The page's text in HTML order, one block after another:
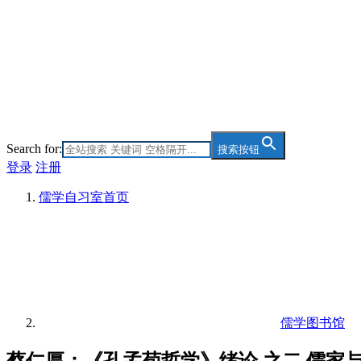
Search for: 搜索按钮
登录 注册
儒学自习室首页
儒学图书馆